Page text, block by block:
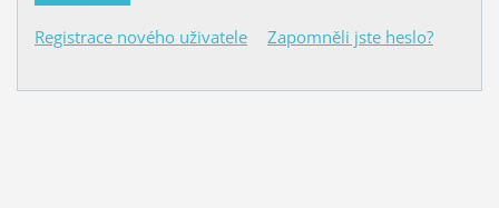
Registrace nového uživatele Zapomněli jste heslo?